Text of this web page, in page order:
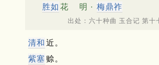
胜如 花 明 · 梅鼎祚
出处：六十种曲 玉合记 第十
清和 近。
紫塞 赊。